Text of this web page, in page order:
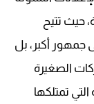
حيث تتيح
جمهور أكبر، بل
الصغيرة
تمتلكها